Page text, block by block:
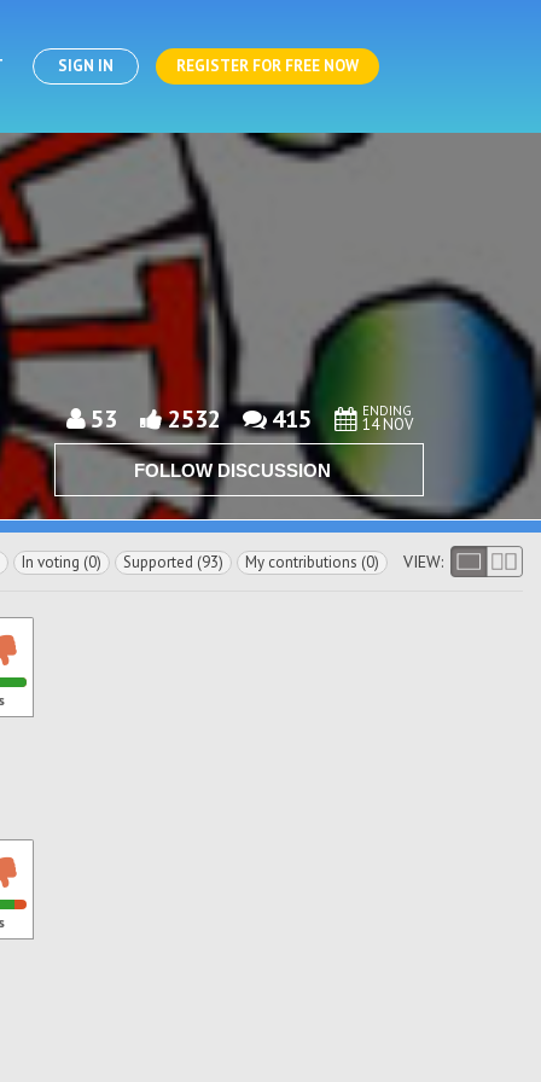
SIGN IN REGISTER FOR FREE NOW
53 2532 415 ENDING
14 NOV
FOLLOW DISCUSSION
In voting (0) Supported (93) My contributions (0) VIEW: